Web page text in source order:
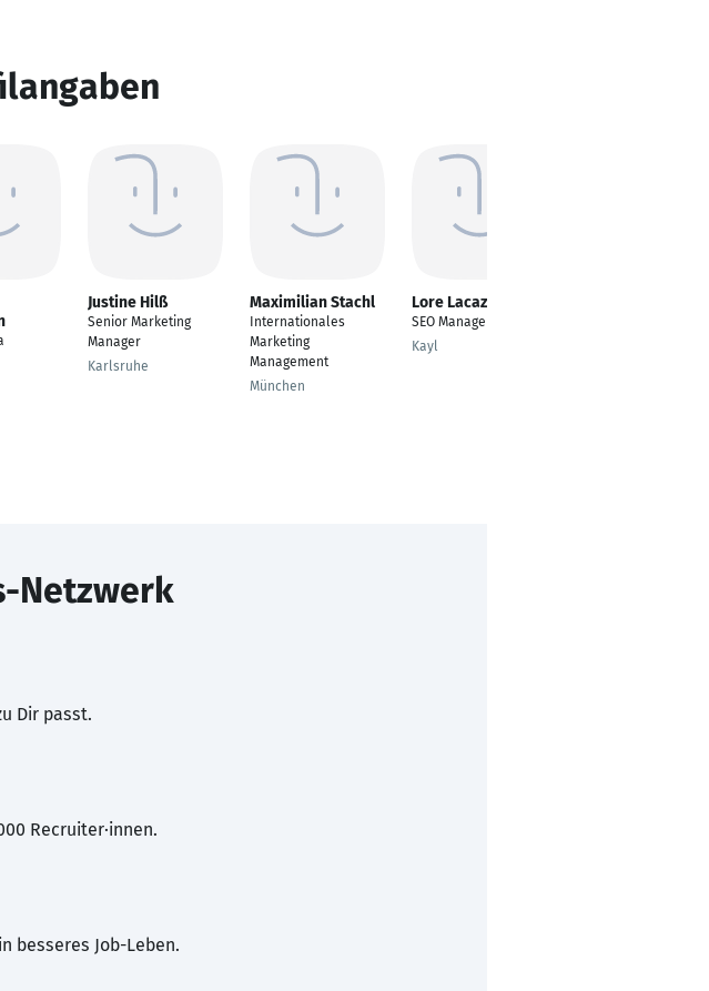
Justine Hilß
Senior Marketing
Manager
Karlsruhe
Maximilian Stachl
Internationales
Marketing
Management
München
Lore Lacaze
SEO Manager France
Kayl
Netzwerk
Dir passt.
Recruiter·innen.
besseres Job-Leben.